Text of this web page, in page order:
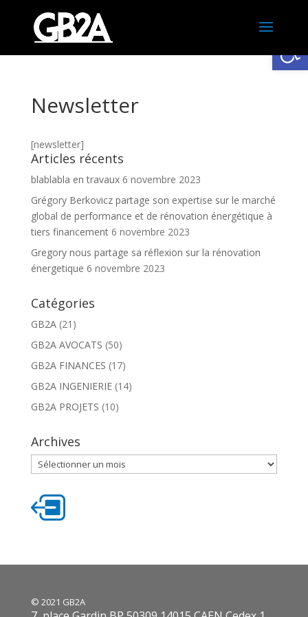
Newsletter
[newsletter]
Articles récents
blablabla en travaux 6 novembre 2023
Grégory Berkovicz partage son expertise sur le marché
global de performance et de rénovation énergétique à
tiers financement 6 novembre 2023
Gregory nous partage sa réflexion sur la rénovation
énergetique 6 novembre 2023
Catégories
GB2A(21)
GB2A AVOCATS (50)
GB2A FINANCES (17)
GB2A INGENIERIE(14)
GB2A PROJETS (10)
Archives
Archives
© 2021 GB2A